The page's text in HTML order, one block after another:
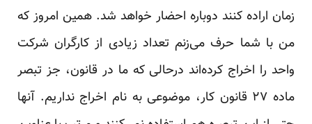
زمان اراده کنند دوباره احضار خواهد شد. همین امروز که
من با شما حرف می‌زنم تعداد زیادی از کارگران شرکت
واحد را اخراج کرده‌اند درحالی که ما در قانون، جز تبصر
ماده ۲۷ قانون کار، موضوعی به نام اخراج نداریم. آنها